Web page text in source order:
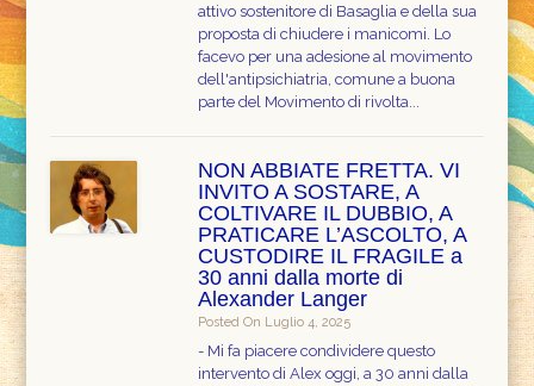
attivo sostenitore di Basaglia e della sua
proposta di chiudere i manicomi. Lo
facevo per una adesione al movimento
dell'antipsichiatria, comune a buona
parte del Movimento di rivolta...
NON ABBIATE FRETTA. VI
INVITO A SOSTARE, A
COLTIVARE IL DUBBIO, A
PRATICARE L’ASCOLTO, A
CUSTODIRE IL FRAGILE a
30 anni dalla morte di
Alexander Langer
Posted On Luglio 4, 2025
- Mi fa piacere condividere questo
intervento di Alex oggi, a 30 anni dalla